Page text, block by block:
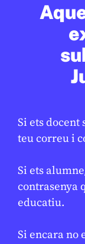
Si ets
teu correu i
Si ets
contrasenya
educatiu.
Si encara no
SOCIETAT
Marcel,
CREU DE SABA
OLESA DE